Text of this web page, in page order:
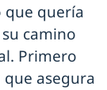
que quería
camino
Primero
asegura